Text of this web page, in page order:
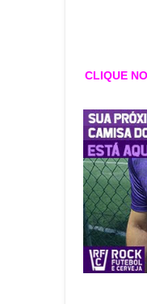
CLIQUE